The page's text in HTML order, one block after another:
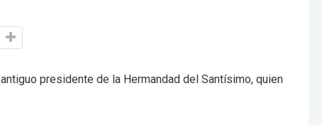
presidente de la Hermandad del Santísimo, quien